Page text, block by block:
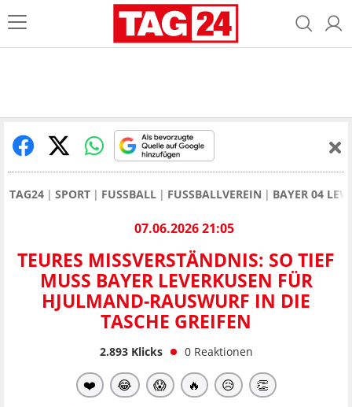
TAG24 SPORT FUSSBALL FUSSBALLVEREIN BAYER 04
07.06.2026 21:05
TEURES MISSVERSTÄNDNIS: SO TIEF
MUSS BAYER LEVERKUSEN FÜR
HJULMAND-RAUSWURF IN DIE
TASCHE GREIFEN
2.893Klicks 0 Reaktionen
❤️ 😂 😱 🔥 😥 👏